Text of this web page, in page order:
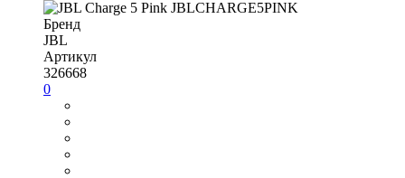
Бренд
JBL
Артикул
326668
0